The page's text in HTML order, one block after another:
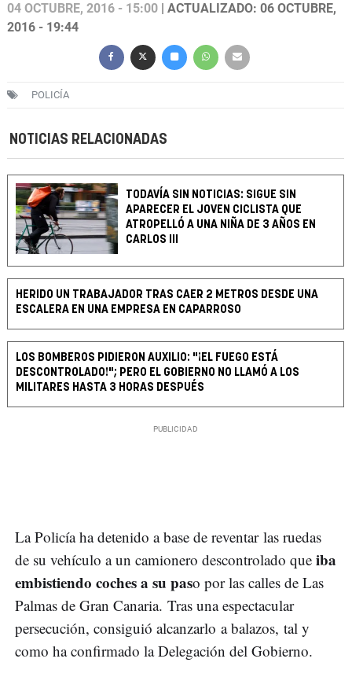
04 OCTUBRE, 2016 - 15:00 | ACTUALIZADO: 06 OCTUBRE,
2016 - 19:44
POLICÍA
NOTICIAS RELACIONADAS
TODAVÍA SIN NOTICIAS: SIGUE SIN
APARECER EL JOVEN CICLISTA QUE
ATROPELLÓ A UNA NIÑA DE 3 AÑOS EN
CARLOS III
HERIDO UN TRABAJADOR TRAS CAER 2 METROS DESDE UNA
ESCALERA EN UNA EMPRESA EN CAPARROSO
LOS BOMBEROS PIDIERON AUXILIO: "¡EL FUEGO ESTÁ
DESCONTROLADO!"; PERO EL GOBIERNO NO LLAMÓ A LOS
MILITARES HASTA 3 HORAS DESPUÉS
La Policía ha detenido a base de reventar las ruedas
de su vehículo a un camionero descontrolado que iba
embistiendo coches a su paso por las calles de Las
Palmas de Gran Canaria. Tras una espectacular
persecución, consiguió alcanzarlo a balazos, tal y
como ha confirmado la Delegación del Gobierno.